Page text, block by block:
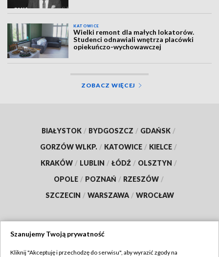
KATOWICE
Wielki remont dla małych lokatorów.
Studenci odnawiali wnętrza placówki
opiekuńczo-wychowawczej
ZOBACZ WIĘCEJ
BIAŁYSTOK / BYDGOSZCZ / GDAŃSK /
GORZÓW WLKP. / KATOWICE / KIELCE /
KRAKÓW / LUBLIN / ŁÓDŹ / OLSZTYN /
OPOLE / POZNAŃ / RZESZÓW /
SZCZECIN / WARSZAWA / WROCŁAW
Szanujemy Twoją prywatność
Kliknij "Akceptuję i przechodzę do serwisu", aby wyrazić zgody na